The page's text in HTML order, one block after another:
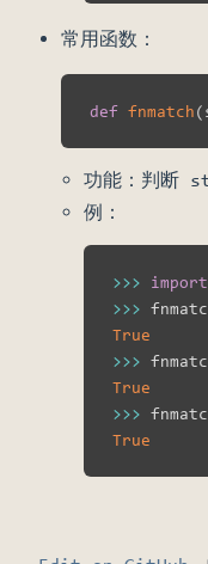
常用函数：
def fnmatch(
功能：判断
例：
>>> import
>>>
True
>>>
True
>>>
True